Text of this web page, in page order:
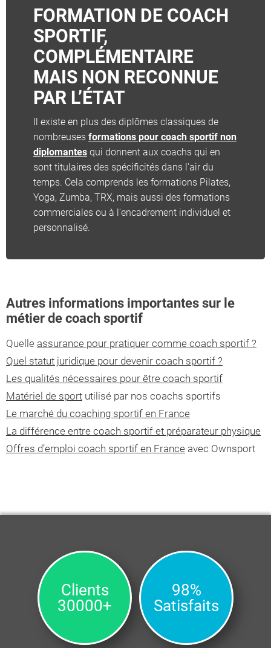
FORMATION DE COACH
SPORTIF,
COMPLÉMENTAIRE
MAIS NON RECONNUE
PAR L’ÉTAT
Il existe en plus des diplômes classiques de
nombreuses formations pour coach sportif non
diplomantes qui donnent aux coachs qui en
sont titulaires des spécificités dans l'air du
temps. Cela comprends les formations Pilates,
Yoga, Zumba, TRX, mais aussi des formations
commerciales ou à l'encadrement individuel et
personnalisé.
Autres informations importantes sur le
métier de coach sportif
Quelle assurance pour pratiquer comme coach sportif ?
Quel statut juridique pour devenir coach sportif ?
Les qualités nécessaires pour être coach sportif
Matériel de sport utilisé par nos coachs sportifs
Le marché du coaching sportif en France
La différence entre coach sportif et préparateur physique
Offres d’emploi coach sportif en France avec Ownsport
Clients
30000+
98%
Satisfaits